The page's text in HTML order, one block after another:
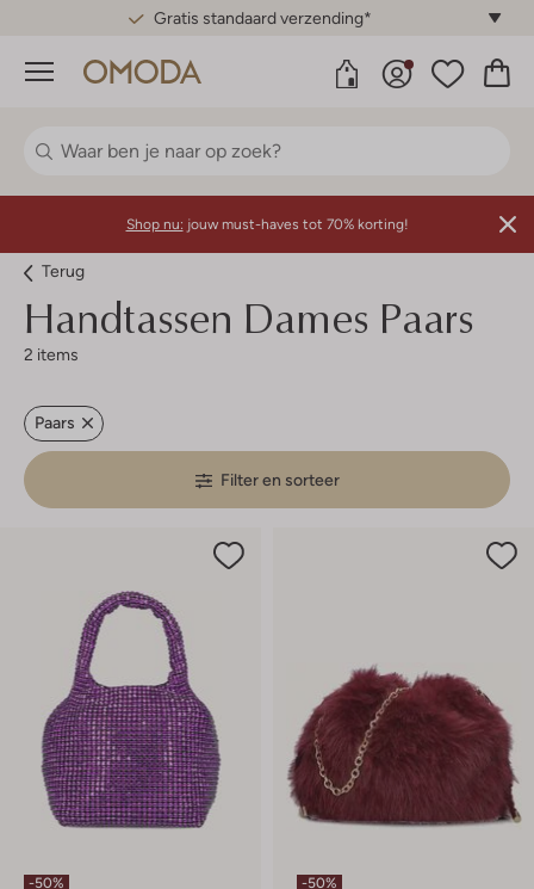
Gratis standaard verzending*
Menu
Shop nu: jouw must-haves tot 70% korting!
Terug
Handtassen Dames Paars
2 items
Paars
Filter en sorteer
-50% -50%